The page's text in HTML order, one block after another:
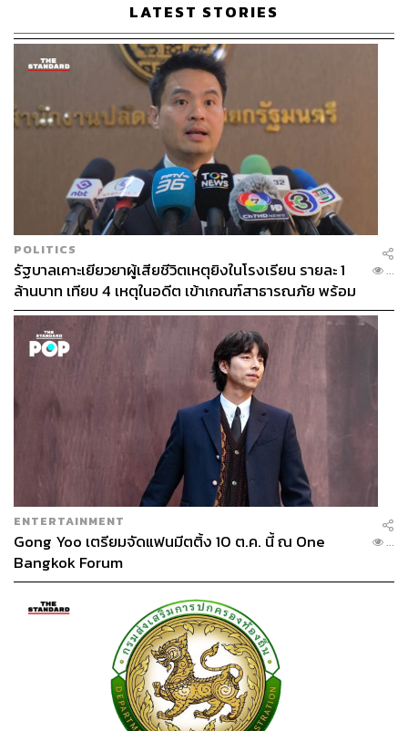
LATEST STORIES
POLITICS
รัฐบาลเคาะเยียวยาผู้เสียชีวิตเหตุยิงในโรงเรียน รายละ 1
ล้านบาท เทียบ 4 เหตุในอดีต เข้าเกณฑ์สาธารณภัย พร้อม
เร่งจ่ายโดยเร็ว
...
ENTERTAINMENT
Gong Yoo เตรียมจัดแฟนมีตติ้ง 10 ต.ค. นี้ ณ One
Bangkok Forum
...